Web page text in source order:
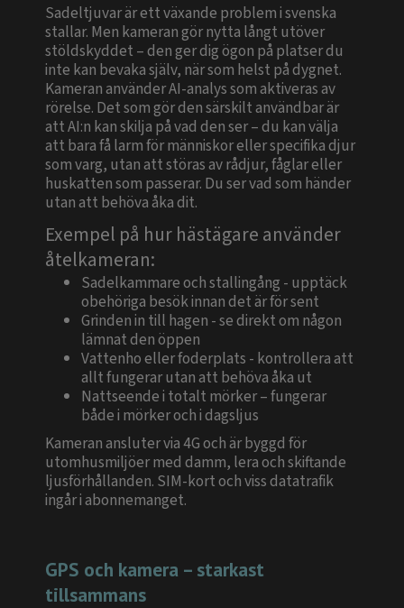
Sadeltjuvar är ett växande problem i svenska
stallar. Men kameran gör nytta långt utöver
stöldskyddet – den ger dig ögon på platser du
inte kan bevaka själv, när som helst på dygnet.
Kameran använder AI-analys som aktiveras av
rörelse. Det som gör den särskilt användbar är
att AI:n kan skilja på vad den ser – du kan välja
att bara få larm för människor eller specifika djur
som varg, utan att störas av rådjur, fåglar eller
huskatten som passerar. Du ser vad som händer
utan att behöva åka dit.
Exempel på hur hästägare använder
åtelkameran:
Sadelkammare och stallingång - upptäck
obehöriga besök innan det är för sent
Grinden in till hagen - se direkt om någon
lämnat den öppen
Vattenho eller foderplats - kontrollera att
allt fungerar utan att behöva åka ut
Nattseende i totalt mörker – fungerar
både i mörker och i dagsljus
Kameran ansluter via 4G och är byggd för
utomhusmiljöer med damm, lera och skiftande
ljusförhållanden. SIM-kort och viss datatrafik
ingår i abonnemanget.
GPS och kamera – starkast
tillsammans